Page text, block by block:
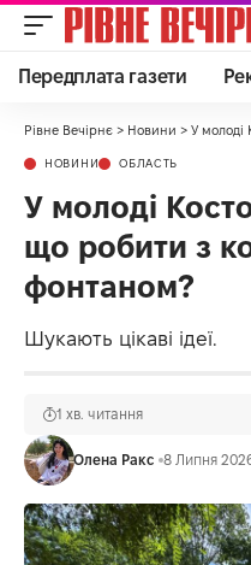
Передплата газети
Рівне Вечірнє > Новини > У молоді
НОВИНИ ОБЛАСТЬ
У молоді
що робити з
фонтаном?
Шукають цікаві ідеї.
Олена Ракс 8 Липня
1 хв. читання